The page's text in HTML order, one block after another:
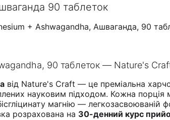
90 таблеток
+ Ashwagandha, Ашваганда, 90
90 таблеток — Nature's
від Nature's Craft — це преміальна
науковим підходом. Кожна порція
магнію — легкозасвоюваній
розрахована на 30-денний курс